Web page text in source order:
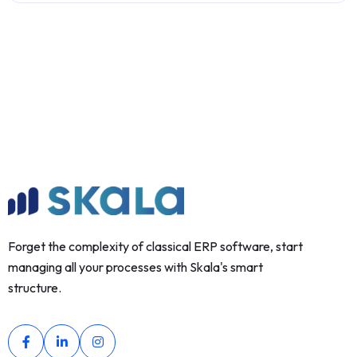
Forget the complexity of classical ERP software, start
managing all your processes with Skala's smart
structure.